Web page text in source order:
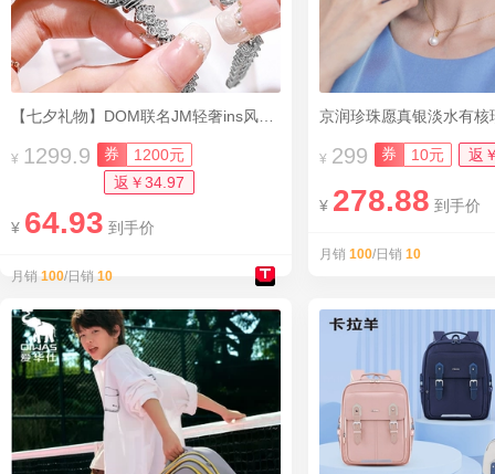
¥ 1299.9 券
1200元
返￥34.97
¥ 64.93 到手价
月销 100/日销 10
京润珍珠愿真银淡水有核
¥ 299 券 10元 返
¥ 278.88 到手价
月销 100/日销 10